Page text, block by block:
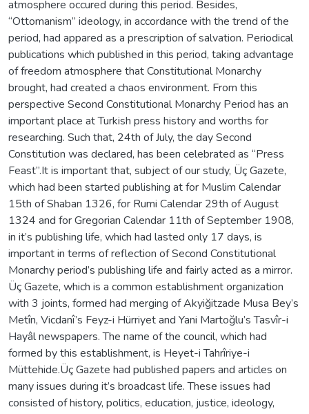
atmosphere occured during this period. Besides,
“Ottomanism” ideology, in accordance with the trend of the
period, had appared as a prescription of salvation. Periodical
publications which published in this period, taking advantage
of freedom atmosphere that Constitutional Monarchy
brought, had created a chaos environment. From this
perspective Second Constitutional Monarchy Period has an
important place at Turkish press history and worths for
researching. Such that, 24th of July, the day Second
Constitution was declared, has been celebrated as “Press
Feast”.It is important that, subject of our study, Üç Gazete,
which had been started publishing at for Muslim Calendar
15th of Shaban 1326, for Rumi Calendar 29th of August
1324 and for Gregorian Calendar 11th of September 1908,
in it’s publishing life, which had lasted only 17 days, is
important in terms of reflection of Second Constitutional
Monarchy period’s publishing life and fairly acted as a mirror.
Üç Gazete, which is a common establishment organization
with 3 joints, formed had merging of Akyiğitzade Musa Bey’s
Metîn, Vicdanî’s Feyz-i Hürriyet and Yani Martoğlu’s Tasvîr-i
Hayâl newspapers. The name of the council, which had
formed by this establishment, is Heyet-i Tahrîriye-i
Müttehide.Üç Gazete had published papers and articles on
many issues during it’s broadcast life. These issues had
consisted of history, politics, education, justice, ideology,